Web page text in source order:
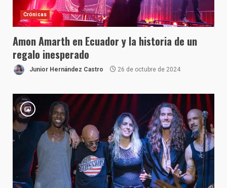
Crónicas
Amon Amarth en Ecuador y la historia de un
regalo inesperado
Junior Hernández Castro 26 de octubre de 2024